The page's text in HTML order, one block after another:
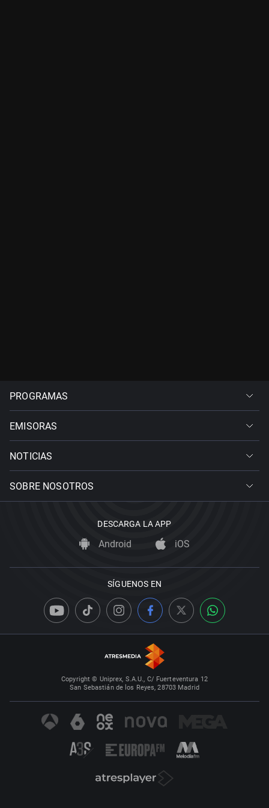
PROGRAMAS
EMISORAS
NOTICIAS
SOBRE NOSOTROS
DESCARGA LA APP
Android iOS
SÍGUENOS EN
Copyright © Uniprex, S.A.U., C/ Fuerteventura 12
San Sebastián de los Reyes, 28703 Madrid